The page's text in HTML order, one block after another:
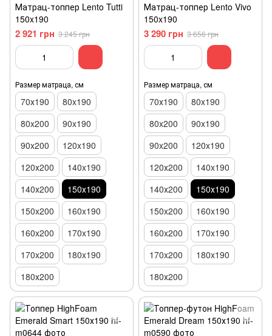
Матрац-топпер Lento Tutti
150x190
2 921 грн 3 245 грн
Размер матраца, см
70х190
80x190
80x200
90x190
90x200
120x190
120х200
140x190
140х200
150х190
150x200
160x190
160x200
170x190
170x200
180x190
180х200
Матрац-топпер Lento Vivo
150x190
3 290 грн 3 656 грн
Размер матраца, см
70х190
80x190
80x200
90x190
90x200
120x190
120х200
140x190
140х200
150х190
150x200
160x190
160x200
170x190
170x200
180x190
180х200